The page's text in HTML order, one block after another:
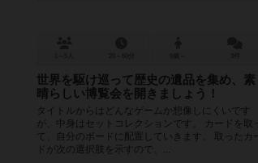
世界を駆け巡って歴史の遺品を集め、素
晴らしい博覧会を開きましょう！
タイトルからはどんなゲームか想像しにくいです
が、中身はセットコレクションです。 カードを取
て、自分のボードに配置していきます。 取ったカ
ドが次の選択肢を示すので、...